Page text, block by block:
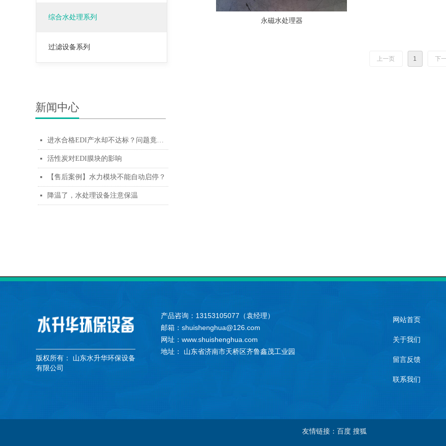
永磁水处理器
上一页 1 下
新闻中心
综合水处理系列
过滤设备系列
넷 进水合格EDI产水却不达标？问题竟出在这个配件！
넷 活性炭对EDI膜块的影响
넷 【售后案例】水力模块不能自动启停？
넷 降温了，水处理设备注意保温
版权所有：
山东水升华环保设备
有限公司
产品咨询：13153105077（袁经理）
邮箱：shuishenghua@126.com
网址：www.shuishenghua.com
地址： 山东省济南市天桥区齐鲁鑫茂工业园
网站首页
关于我们
留言反馈
联系我们
友情链接：百度 搜狐